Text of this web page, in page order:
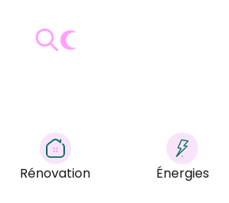
Rénovation Énergies